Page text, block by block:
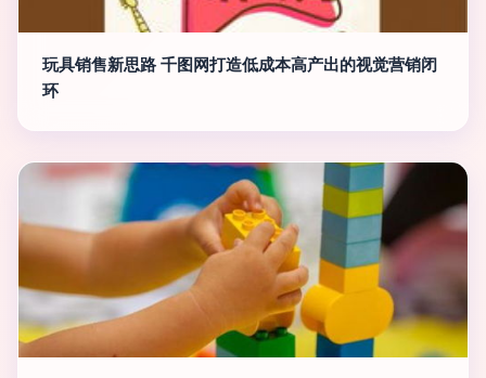
玩具销售新思路 千图网打造低成本高产出的视觉营销闭
环